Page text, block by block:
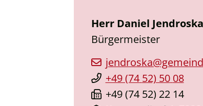
Herr Daniel Jendroska
Bürgermeister
+49 (74 52) 50 08
+49 (74 52) 22 14